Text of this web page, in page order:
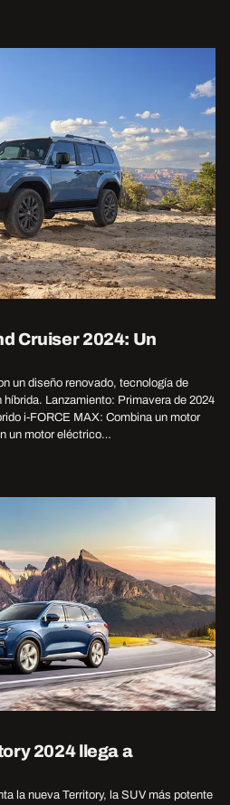
Cruiser 2024: Un
un diseño renovado, tecnología de
Lanzamiento: Primavera de 2024
i-FORCE MAX: Combina un motor
un motor eléctrico…
2024 llega a
la nueva Territory, la SUV más potente